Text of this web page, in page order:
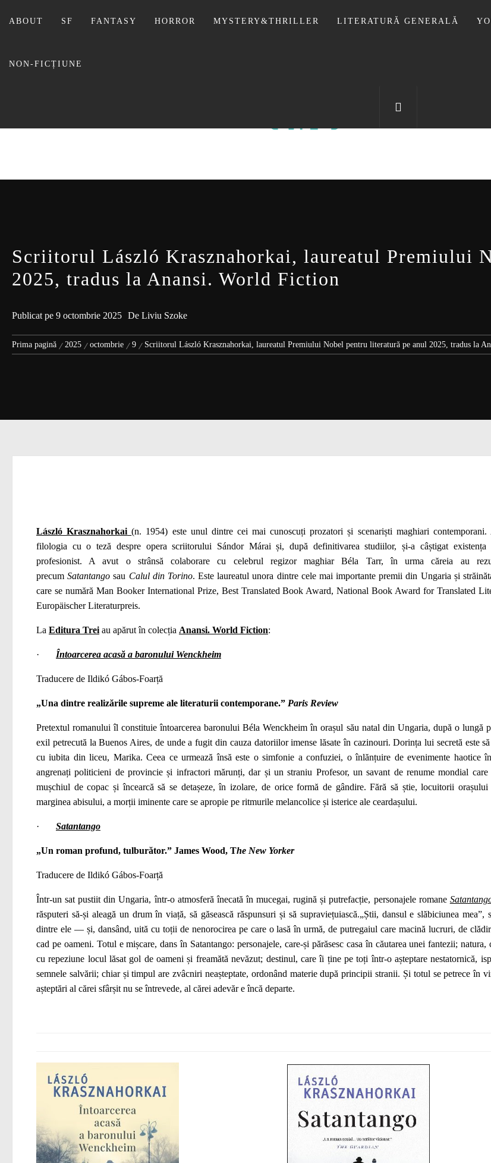
ABOUT SF FANTASY HORROR MYSTERY&THRILLER LITERATURĂ GENERALĂ
NON-FICȚIUNE
BIBLIOTECA
Scriitorul László Krasznahorkai, laureatul Premiului
2025, tradus la Anansi. World Fiction
Publicat pe 9 octombrie 2025 De Liviu Szoke
Prima pagină 2025 octombrie 9 Scriitorul László Krasznahorkai, laureatul Premiului Nobel pentru literatură pe anul 2025, tradus la
László Krasznahorkai (n. 1954) este unul dintre cei mai cunoscuți prozatori și scenariști maghiari contemporani.
filologia cu o teză despre opera scriitorului Sándor Márai și, după definitivarea studiilor, și-a câștigat existența
profesionist. A avut o strânsă colaborare cu celebrul regizor maghiar Béla Tarr, în urma căreia au
precumSatantango sau Calul din Torino. Este laureatul unora dintre cele mai importante premii din Ungaria și
care se numără Man Booker International Prize, Best Translated Book Award, National Book Award for Translated
Europäischer Literaturpreis.
La Editura Trei au apărut în colecția Anansi. World Fiction:
· Întoarcerea acasă a baronului Wenckheim
Traducere de Ildikó Gábos‑Foarță
„Una dintre realizările supreme ale literaturii contemporane.” Paris Review
Pretextul romanului îl constituie întoarcerea baronului Béla Wenckheim în orașul său natal din Ungaria, după o lungă
exil petrecută la Buenos Aires, de unde a fugit din cauza datoriilor imense lăsate în cazinouri. Dorința lui secretă este
cu iubita din liceu, Marika. Ceea ce urmează însă este o simfonie a confuziei, o înlănțuire de evenimente haotice
angrenați politicieni de provincie și infractori mărunți, dar și un straniu Profesor, un savant de renume mondial care
mușchiul de copac și încearcă să se detașeze, în izolare, de orice formă de gândire. Fără să știe, locuitorii
marginea abisului, a morții iminente care se apropie pe ritmurile melancolice și isterice ale ceardașului.
· Satantango
„Un roman profund, tulburător.” James Wood, The New Yorker
Traducere de Ildikó Gábos‑Foarță
Într-un sat pustiit din Ungaria, într-o atmosferă înecată în mucegai, rugină și putrefacție, personajele romane
răsputeri să-și aleagă un drum în viață, să găsească răspunsuri și să supraviețuiască.„Știi, dansul e slăbiciunea mea”,
dintre ele — și, dansând, uită cu toții de nenorocirea pe care o lasă în urmă, de putregaiul care macină lucruri, de
cad pe oameni. Totul e mișcare, dans în Satantango: personajele, care-și părăsesc casa în căutarea unei fantezii; natura,
cu repeziune locul lăsat gol de oameni și freamătă nevăzut; destinul, care îi ține pe toți într-o așteptare nestatornică,
semnele salvării; chiar și timpul are zvâcniri neașteptate, ordonând materie după principii stranii. Și totul se petrece în
așteptări al cărei sfârșit nu se întrevede, al cărei adevăr e încă departe.